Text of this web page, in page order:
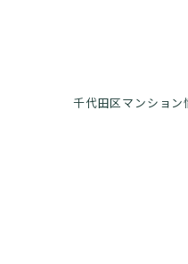
千代田区マンション